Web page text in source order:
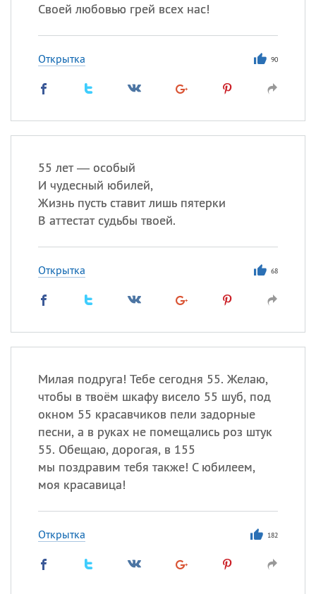
Своей любовью грей всех нас!
Открытка 90
55 лет — особый
И чудесный юбилей,
Жизнь пусть ставит лишь пятерки
В аттестат судьбы твоей.
Открытка 68
Милая подруга! Тебе сегодня 55. Желаю,
чтобы в твоём шкафу висело 55 шуб, под
окном 55 красавчиков пели задорные
песни, а в руках не помещались роз штук
55. Обещаю, дорогая, в 155
мы поздравим тебя также! С юбилеем,
моя красавица!
Открытка 182